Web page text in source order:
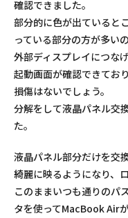
確認できました。
部分的に色が出ていると
っている部分の方が多い
外部ディスプレイにつな
起動画面が確認できてお
損傷はないでしょう。
分解をして液晶パネル交
た。
液晶パネル部分だけを交
綺麗に映るようになり、
このままいつも通りのパ
タを使ってMacBook Air